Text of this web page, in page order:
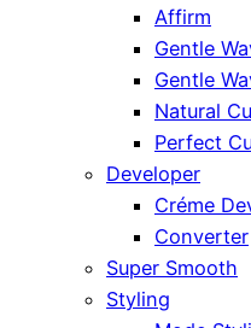
Affirm
Gentle
Gentle
Natural
Perfect
Developer
Créme
Converter
Super Smooth
Styling